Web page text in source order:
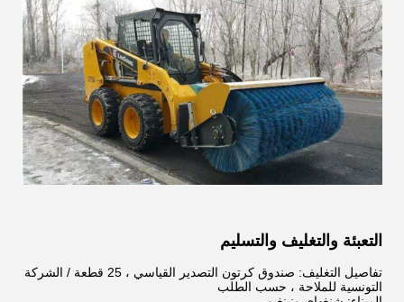
التعبئة والتغليف والتسليم
تفاصيل التغليف: صندوق كرتون التصدير القياسي ، 25 قطعة / الشركة
التونسية للملاحة ، حسب الطلب